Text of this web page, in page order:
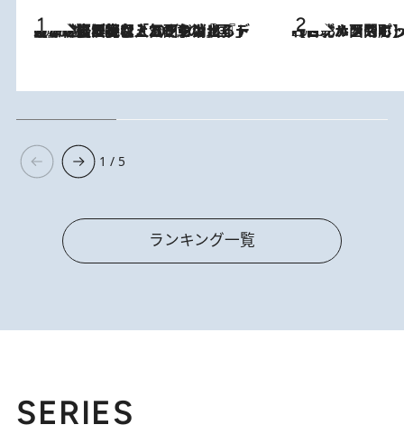
2026.8.5
【なぜ吉沢亮は「気配を消せる」のか？】興行収入208億の『国宝』を経て挑むミュージカル『ディア・エヴァン・ハンセン』。トップ俳優が舞台上でさらけ出した“孤独”とは 2026.8.4
【台北・西門町】台湾旅行で行くべきグルメスポット7選《濃厚ルーローハンやもっちり粽、サクふわドーナツも》
1 / 5
ランキング一覧
SERIES